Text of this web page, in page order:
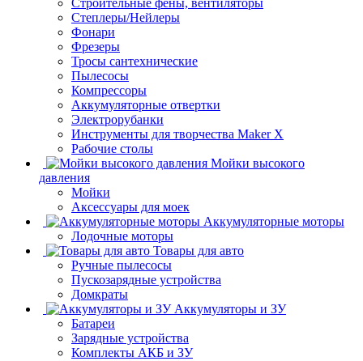
Строительные фены, вентиляторы
Степлеры/Нейлеры
Фонари
Фрезеры
Тросы сантехнические
Пылесосы
Компрессоры
Аккумуляторные отвертки
Электрорубанки
Инструменты для творчества Maker X
Рабочие столы
Мойки высокого
давления
Мойки
Аксессуары для моек
Аккумуляторные моторы
Лодочные моторы
Товары для авто
Ручные пылесосы
Пускозарядные устройства
Домкраты
Аккумуляторы и ЗУ
Батареи
Зарядные устройства
Комплекты АКБ и ЗУ